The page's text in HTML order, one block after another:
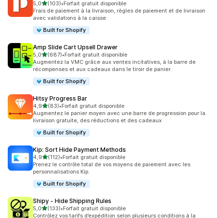
5,0étoile(s) sur 5
(103)
103 avis au total
•Forfait gratuit disponible
Frais de paiement à la livraison, règles de paiement et de livraison
avec validations à la caisse
Built for Shopify
Amp Slide Cart Upsell Drawer
5,0étoile(s) sur 5
(687)
687 avis au total
•Forfait gratuit disponible
Augmentez la VMC grâce aux ventes incitatives, à la barre de
récompenses et aux cadeaux dans le tiroir de panier.
Built for Shopify
Hitsy Progress Bar
4,9étoile(s) sur 5
(83)
83 avis au total
•Forfait gratuit disponible
Augmentez le panier moyen avec une barre de progression pour la
livraison gratuite, des réductions et des cadeaux
Built for Shopify
Kip: Sort Hide Payment Methods
4,9étoile(s) sur 5
(112)
112 avis au total
•Forfait gratuit disponible
Prenez le contrôle total de vos moyens de paiement avec les
personnalisations Kip.
Built for Shopify
Shipy ‑ Hide Shipping Rules
5,0étoile(s) sur 5
(133)
133 avis au total
•Forfait gratuit disponible
Contrôlez vos tarifs d’expédition selon plusieurs conditions à la